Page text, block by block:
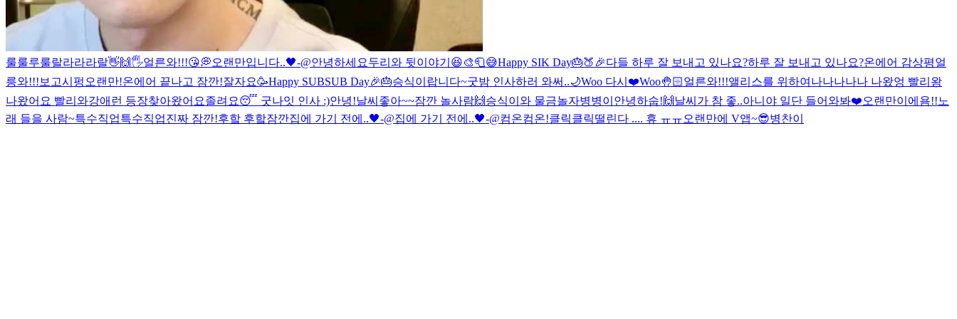
룰룰루룰랄라라라랄👋🙌🖐얼른와!!!😘💭오랜만입니다..🖤-@안녕하세요두리와 뒷이야기😆🎨🧻😅Happy SIK Day🎂🍑🎉다들 하루 잘 보내고 있나요?하루 잘 보내고 있나요?온에어 감상평얼
릉와!!!보고시펑 오랜만!온에어 끝나고 잠깐!잘자요🥳Happy SUBSUB Day🎉🎂승식이랍니다~굿밤 인사하러 와써..🌙Woo 다시❤️Woo🤚🏻얼른와!!!앨리스를 위하여 나나나나나 나왔엉 빨리왕
나왔어요 빨리와강애런 등장찾아왔어요졸려요😴 굿나잇 인사 :)안녕!날씨좋아~~잠깐 놀사람🙌 승식이와 물금놀자병병이 안녕하숩!🙌 날씨가 참 좋..아니야 일단 들어와봐❤️오랜만이에욤!!노
래 들을 사람~특수직업특수직업진짜 잠깐!후핰 후핰잠깐집에 가기 전에..🖤-@집에 가기 전에..🖤-@컴온컴온!클릭클릭떨린다 .... 휴 ㅠㅠ오랜만에 V앱~😎병찬이